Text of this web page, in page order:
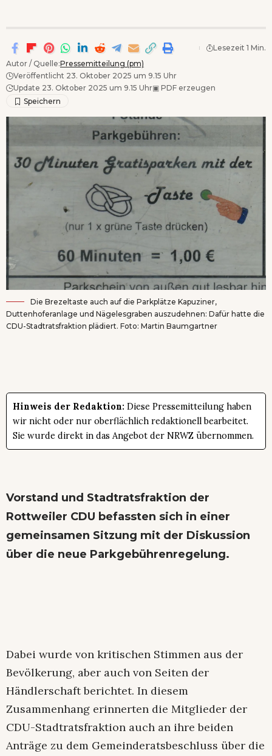
Autor / Quelle:Pressemitteilung (pm)
Veröffentlicht 23. Oktober 2025 um 9.15 Uhr
Update 23. Oktober 2025 um 9.15 Uhr▣ PDF erzeugen
Lesezeit 1 Min.
Die Brezeltaste auch auf die Parkplätze Kapuziner,
Duttenhoferanlage und Nägelesgraben auszudehnen: Dafür hatte die
CDU-Stadtratsfraktion plädiert. Foto: Martin Baumgartner
Hinweis der Redaktion: Diese Pressemitteilung haben
wir nicht oder nur oberflächlich redaktionell bearbeitet.
Sie wurde direkt in das Angebot der NRWZ übernommen.
Vorstand und Stadtratsfraktion der
Rottweiler CDU befassten sich in einer
gemeinsamen Sitzung mit der Diskussion
über die neue Parkgebührenregelung.
Dabei wurde von kritischen Stimmen aus der
Bevölkerung, aber auch von Seiten der
Händlerschaft berichtet. In diesem
Zusammenhang erinnerten die Mitglieder der
CDU-Stadtratsfraktion auch an ihre beiden
Anträge zu dem Gemeinderatsbeschluss über die